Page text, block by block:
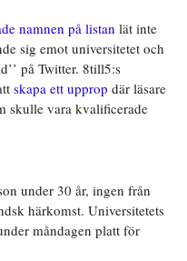
namnen på listan lät inte
sig emot universitetet och
på Twitter. 8till5:s
skapa ett upprop där läsare
skulle vara kvalificerade
under 30 år, ingen från
härkomst. Universitetets
måndagen platt för